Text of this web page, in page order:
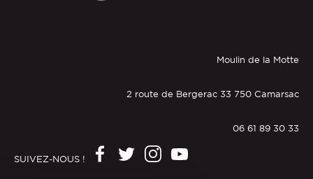
Moulin de la Motte
2 route de Bergerac 33 750 Camarsac
06 61 89 30 33
SUIVEZ-NOUS !